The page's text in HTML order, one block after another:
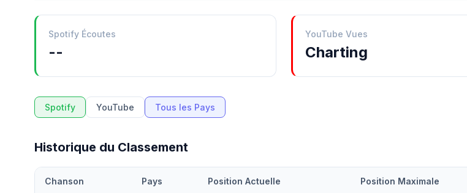
Spotify Écoutes
--
YouTube Vues
Charting
Spotify YouTube Tous les Pays
Historique du Classement
Chanson Pays Position Actuelle Position Maximale